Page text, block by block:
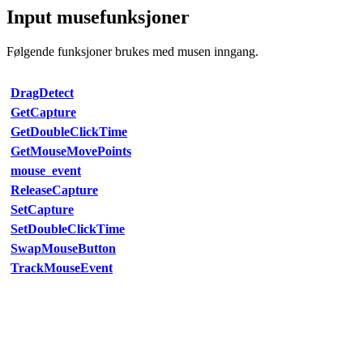
Input musefunksjoner
Følgende funksjoner brukes med musen inngang.
DragDetect
GetCapture
GetDoubleClickTime
GetMouseMovePoints
mouse_event
ReleaseCapture
SetCapture
SetDoubleClickTime
SwapMouseButton
TrackMouseEvent